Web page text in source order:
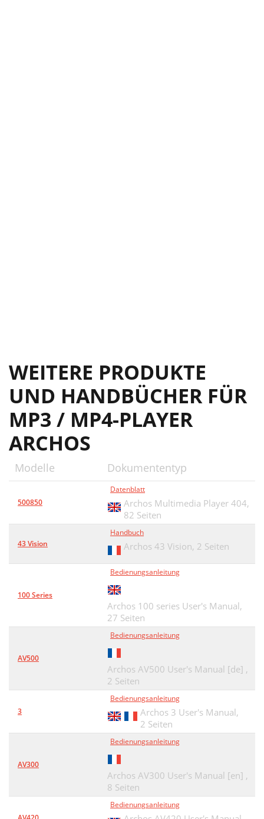
WEITERE PRODUKTE
UND HANDBÜCHER FÜR
MP3 / MP4-PLAYER
ARCHOS
Modelle Dokumententyp
500850
Datenblatt
Archos Multimedia Player 404,
82 Seiten
43 Vision
Handbuch
Archos 43 Vision, 2 Seiten
100 Series
Bedienungsanleitung
Archos 100 series User's Manual,
27 Seiten
AV500
Bedienungsanleitung
Archos AV500 User's Manual [de] ,
2 Seiten
3
Bedienungsanleitung
Archos 3 User's Manual,
2 Seiten
AV300
Bedienungsanleitung
Archos AV300 User's Manual [en] ,
8 Seiten
Bedienungsanleitung